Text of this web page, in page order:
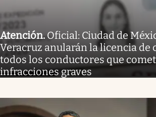
Atención.Oficial: Ciudad de
Veracruz anularán la licencia de
todos los conductores que
infracciones graves